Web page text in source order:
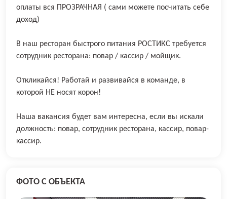
оплаты вся ПРОЗРАЧНАЯ ( сами можете посчитать себе
доход)
В наш ресторан быстрого питания РОСТИКС требуется
сотрудник ресторана: повар / кассир / мойщик.
Откликайся! Работай и развивайся в команде, в
которой НЕ носят корон!
Наша вакансия будет вам интересна, если вы искали
должность: повар, сотрудник ресторана, кассир, повар-
кассир.
ФОТО С ОБЪЕКТА